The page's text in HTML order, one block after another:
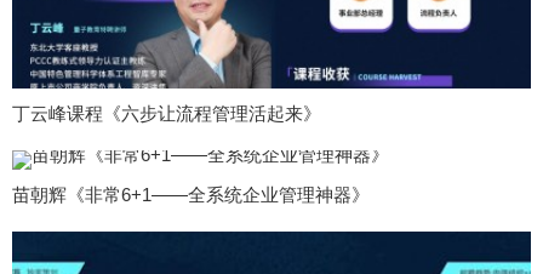
丁云峰课程《六步让流程管理活起来》
苗朝辉《非常6+1——全系统企业管理神器》